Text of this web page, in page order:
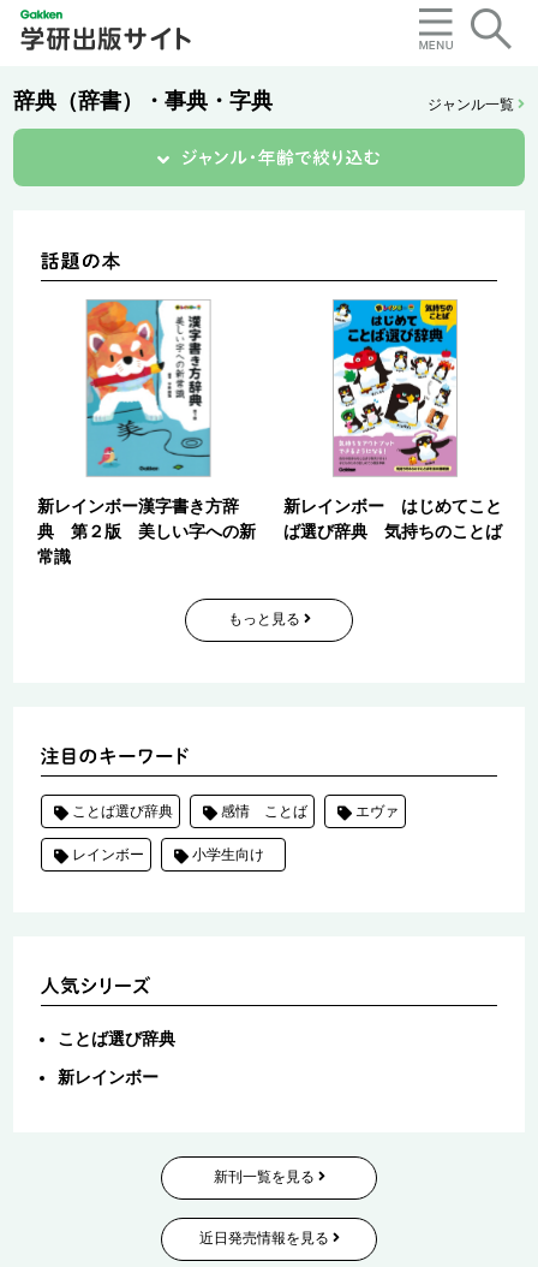
辞典（辞書）・事典・字典 ジャンル一覧
新レインボー漢字書き方辞
典 第２版 美しい字への新
常識
新レインボー はじめてこと
ば選び辞典 気持ちのことば
もっと見る
ことば選び辞典 感情 ことば エヴァ
レインボー 小学生向け
ことば選び辞典
新レインボー
新刊一覧を見る
近日発売情報を見る